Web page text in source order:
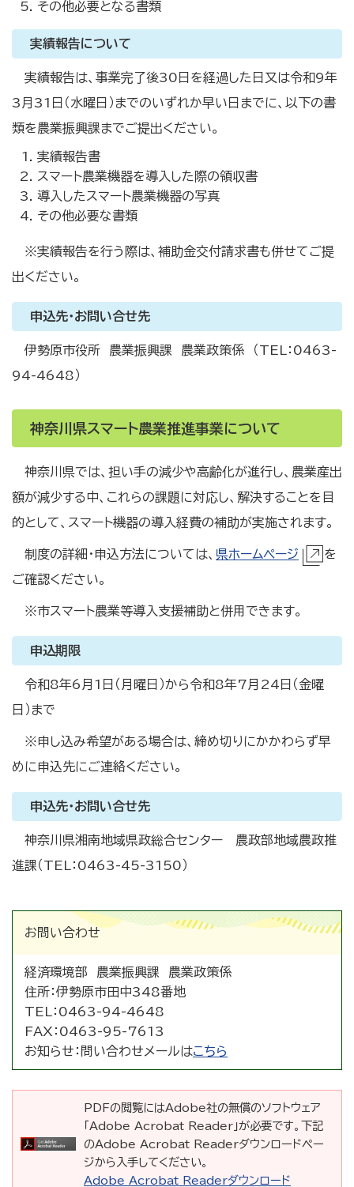
その他必要となる書類
実績報告について
実績報告は、事業完了後30日を経過した日又は令和9年
3月31日（水曜日）までのいずれか早い日までに、以下の書
類を農業振興課までご提出ください。
実績報告書
スマート農業機器を導入した際の領収書
導入したスマート農業機器の写真
その他必要な書類
※実績報告を行う際は、補助金交付請求書も併せてご提
出ください。
申込先・お問い合せ先
伊勢原市役所 農業振興課 農業政策係 （TEL：0463-
94-4648）
神奈川県スマート農業推進事業について
神奈川県では、担い手の減少や高齢化が進行し、農業産出
額が減少する中、これらの課題に対応し、解決することを目
的として、スマート機器の導入経費の補助が実施されます。
制度の詳細・申込方法については、 県ホームページ
を
ご確認ください。
※市スマート農業等導入支援補助と併用できます。
申込期限
令和8年6月1日（月曜日）から令和8年7月24日（金曜
日）まで
※申し込み希望がある場合は、締め切りにかかわらず早
めに申込先にご連絡ください。
申込先・お問い合せ先
神奈川県湘南地域県政総合センター 農政部地域農政推
進課（TEL：0463-45-3150）
お問い合わせ
経済環境部 農業振興課 農業政策係
住所：伊勢原市田中348番地
TEL： 0463-94-4648
FAX： 0463-95-7613
お知らせ： 問い合わせメールはこちら
PDFの閲覧にはAdobe社の無償のソフトウェア
「Adobe Acrobat Reader」が必要です。下記
のAdobe Acrobat Readerダウンロードペー
ジから入手してください。
Adobe Acrobat Readerダウンロード